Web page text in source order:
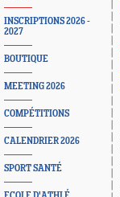
INSCRIPTIONS 2026 -
2027
BOUTIQUE
MEETING 2026
COMPÉTITIONS
CALENDRIER 2026
SPORT SANTÉ